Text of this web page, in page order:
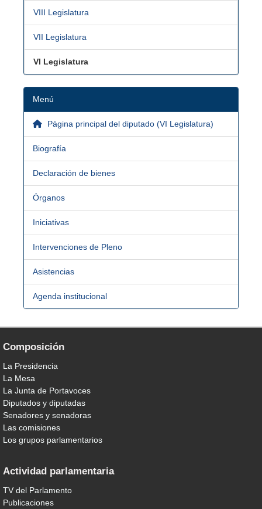
VIII Legislatura
VII Legislatura
VI Legislatura
Menú
Página principal del diputado (VI Legislatura)
Biografía
Declaración de bienes
Órganos
Iniciativas
Intervenciones de Pleno
Asistencias
Agenda institucional
Composición
La Presidencia
La Mesa
La Junta de Portavoces
Diputados y diputadas
Senadores y senadoras
Las comisiones
Los grupos parlamentarios
Actividad parlamentaria
TV del Parlamento
Publicaciones